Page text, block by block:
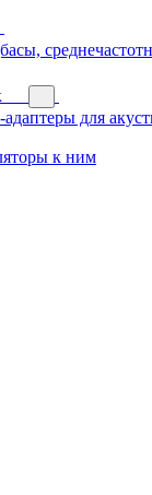
для
к ним